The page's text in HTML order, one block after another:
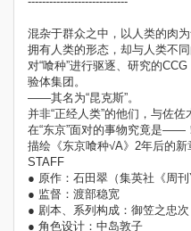
混杂于群众之中，以人类的肉为
拥有人类的形态，却与人类不
对“喰种”进行驱逐、研究的
验体集团。
——其名为“昆克斯”。
并非“正经人类”的他们，与佐
在“东京”面对的事物究竟是——
描绘《东京喰种√A》2年后的新
STAFF
● 原作：石田翠（集英社《周刊
● 监督：渡部稳宽
● 剧本、系列构成：御笠之忠次
● 角色设计：中岛敦子